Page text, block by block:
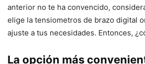
anterior no te ha convencido,
elige la tensiometros de brazo digital
ajuste a tus necesidades. Entonces,
La opción más